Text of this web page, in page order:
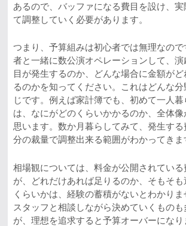
あるので、バッファになる費目を設け、実
て調整していく必要があります。
つまり、予算組みは初心者では無理なの
者と一緒に数公演オペレーションして、
目が発生するのか、どんな場合に金額が
るのかを知ってください。これはどんな
じです。例えば家計簿でも、初めて一人暮
は、なにがどのくらいかかるのか、全体像
思います。数か月暮らしてみて、発生する
分の裁量で調整出来る範囲がわかってきま
相場観については、料金が公開されてい
が、どれだけあれば足りるのか、そもそ
くらいかは、経験の蓄積がないとわかり
スタッフと相談しながら決めていくもの
が、理想を追求すると予算オーバーにな